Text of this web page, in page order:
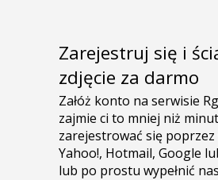
Zarejestruj się i
zdjęcie za darmo